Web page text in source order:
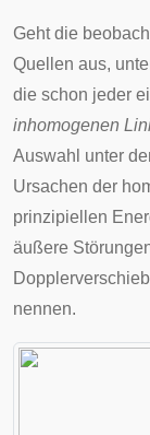
Geht die
Quellen aus,
die schon jeder
inhomogenen
Auswahl unter
Ursachen der
prinzipiellen
äußere
nennen.